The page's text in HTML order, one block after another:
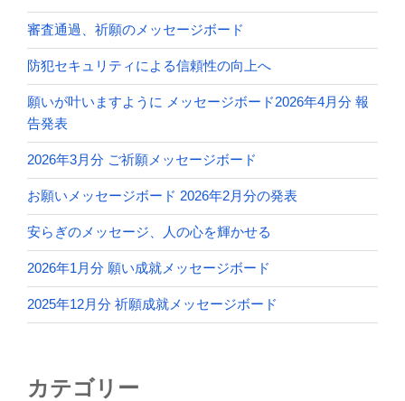
審査通過、祈願のメッセージボード
防犯セキュリティによる信頼性の向上へ
願いが叶いますように メッセージボード2026年4月分 報
告発表
2026年3月分 ご祈願メッセージボード
お願いメッセージボード 2026年2月分の発表
安らぎのメッセージ、人の心を輝かせる
2026年1月分 願い成就メッセージボード
2025年12月分 祈願成就メッセージボード
カテゴリー